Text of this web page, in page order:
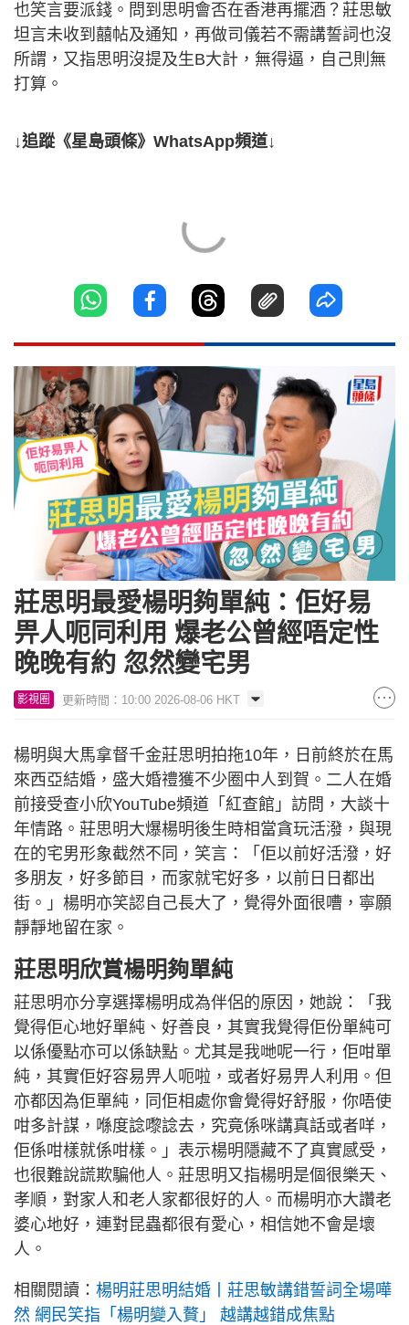
也笑言要派錢。問到思明會否在香港再擺酒？莊思敏
坦言未收到囍帖及通知，再做司儀若不需講誓詞也沒
所謂，又指思明沒提及生B大計，無得逼，自己則無
打算。
↓追蹤《星島頭條》WhatsApp頻道↓
莊思明最愛楊明夠單純：佢好易
畀人呃同利用 爆老公曾經唔定性
晚晚有約 忽然變宅男
影視圈 更新時間：10:00 2026-08-06 HKT
楊明與大馬拿督千金莊思明拍拖10年，日前終於在馬
來西亞結婚，盛大婚禮獲不少圈中人到賀。二人在婚
前接受查小欣YouTube頻道「紅查館」訪問，大談十
年情路。莊思明大爆楊明後生時相當貪玩活潑，與現
在的宅男形象截然不同，笑言：「佢以前好活潑，好
多朋友，好多節目，而家就宅好多，以前日日都出
街。」楊明亦笑認自己長大了，覺得外面很嘈，寧願
靜靜地留在家。
莊思明欣賞楊明夠單純
莊思明亦分享選擇楊明成為伴侶的原因，她說：「我
覺得佢心地好單純、好善良，其實我覺得佢份單純可
以係優點亦可以係缺點。尤其是我哋呢一行，佢咁單
純，其實佢好容易畀人呃啦，或者好易畀人利用。但
亦都因為佢單純，同佢相處你會覺得好舒服，你唔使
咁多計謀，喺度諗嚟諗去，究竟係咪講真話或者咩，
佢係咁樣就係咁樣。」表示楊明隱藏不了真實感受，
也很難說謊欺騙他人。莊思明又指楊明是個很樂天、
孝順，對家人和老人家都很好的人。而楊明亦大讚老
婆心地好，連對昆蟲都很有愛心，相信她不會是壞
人。
相關閱讀： 楊明莊思明結婚丨莊思敏講錯誓詞全場嘩
然 網民笑指「楊明變入贅」 越講越錯成焦點